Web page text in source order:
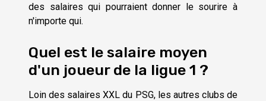
des salaires qui pourraient donner le sourire à
n'importe qui.
Quel est le salaire moyen
d'un joueur de la ligue 1 ?
Loin des salaires XXL du PSG, les autres clubs de